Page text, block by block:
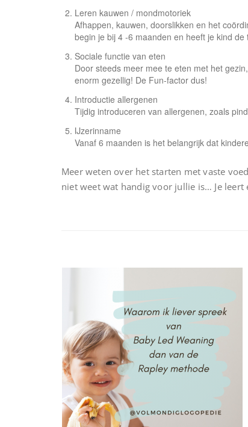
Leren kauwen / mondmotoriek
Afhappen, kauwen, doorslikken en het
begin je bij 4 -6 maanden en heeft je kind de
Sociale functie van eten
Door steeds meer mee te eten met het
enorm gezellig! De Fun-factor dus!
Introductie allergenen
Tijdig introduceren van allergenen, zoals
IJzerinname
Vanaf 6 maanden is het belangrijk dat
Meer weten over het starten met vaste
niet weet wat handig voor jullie is… Je